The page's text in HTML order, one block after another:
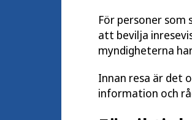
För personer som
att bevilja
myndigheterna
Innan resa är det
information och